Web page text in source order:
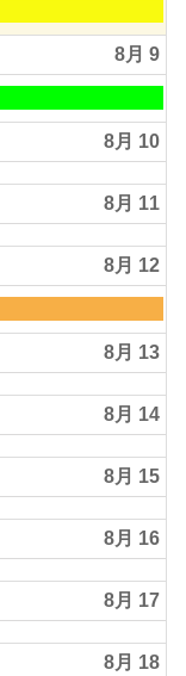
8月 9
8月 10
8月 11
8月 12
8月 13
8月 14
8月 15
8月 16
8月 17
8月 18